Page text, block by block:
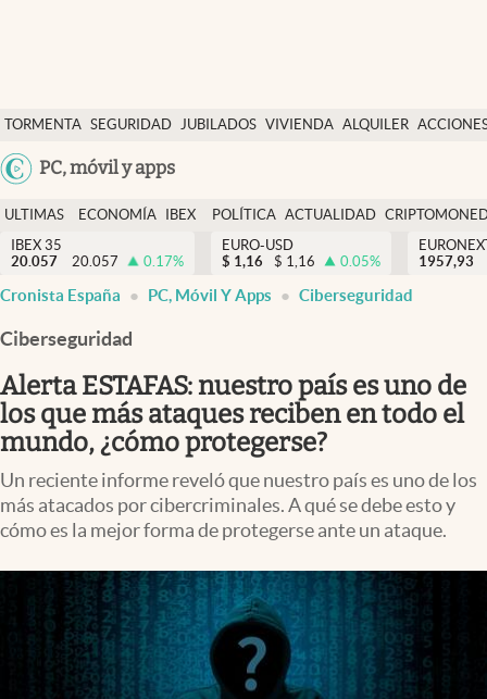
TORMENTA SEGURIDAD JUBILADOS VIVIENDA ALQUILER
USA
Colombia
PC, móvil y apps
Economía y finanzas
Política
Actualidad
Criptomonedas
España
ULTIMAS
NOTICIAS
ECONOMÍA
FINANZAS
IBEX
EURO
POLÍTICA ACTUALIDAD
IBEX 35
20.057
20.057 0.17%
EURO-USD
$ 1,16 $ 1,16 0.05%
1957,93
Cronista España PC, Móvil Y Apps Ciberseguridad
Ciberseguridad
Alerta ESTAFAS: nuestro país es uno de
los que más ataques reciben en todo el
mundo, ¿cómo protegerse?
Un reciente informe reveló que nuestro país es uno de los
más atacados por cibercriminales. A qué se debe esto y
cómo es la mejor forma de protegerse ante un ataque.